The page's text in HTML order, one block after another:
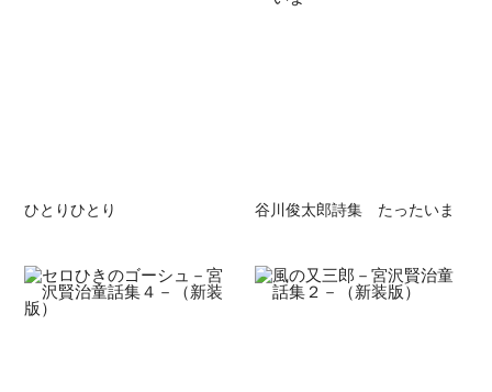
ひとりひとり 谷川俊太郎詩集 たったいま